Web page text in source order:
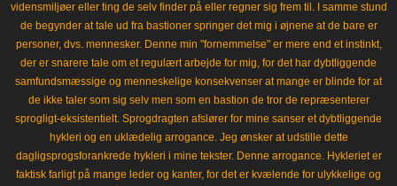
vidensmiljøer eller ting de selv finder på eller regner sig frem til. I samme stund
de begynder at tale ud fra bastioner springer det mig i øjnene at de bare er
personer, dvs. mennesker. Denne min "fornemmelse" er mere end et instinkt,
der er snarere tale om et regulært arbejde for mig, for det har dybtliggende
samfundsmæssige og menneskelige konsekvenser at mange er blinde for at
de ikke taler som sig selv men som en bastion de tror de repræsenterer
sprogligt-eksistentielt. Sprogdragten afslører for mine sanser et dybtliggende
hykleri og en uklædelig arrogance. Jeg ønsker at udstille dette
dagligsprogsforankrede hykleri i mine tekster. Denne arrogance. Hykleriet er
faktisk farligt på mange leder og kanter, for det er kvælende for ulykkelige og